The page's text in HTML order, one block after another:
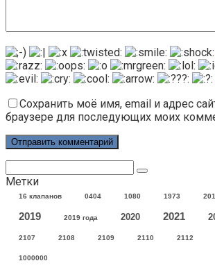
Сохранить моё имя, email и адрес
браузере для последующих моих
Метки
16 клапанов 0404 1080 1973
2019 2019 года 2020 2021
2107 2108 2109 2110 2112
1000000